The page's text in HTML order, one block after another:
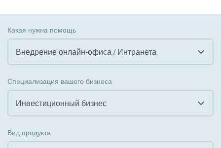
Какая нужна помощь
Внедрение онлайн-офиса / Интранета
Внедрение КЭДО
Интеграция с 1С
Специализация вашего бизнеса
Инвестиционный бизнес
Вид продукта